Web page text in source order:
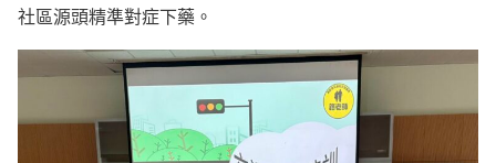
社區源頭精準對症下藥。